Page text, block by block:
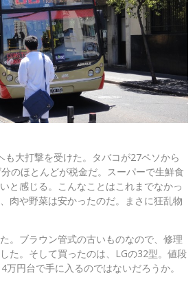
も大打撃を受けた。タバコが27ペソから
のほとんどが税金だ。スーパーで生鮮食
と感じる。こんなことはこれまでなかっ
肉や野菜は安かったのだ。まさに狂乱物
。ブラウン管式の古いものなので、修理
た。そして買ったのは、LGの32型。値段
円台で手に入るのではないだろうか。